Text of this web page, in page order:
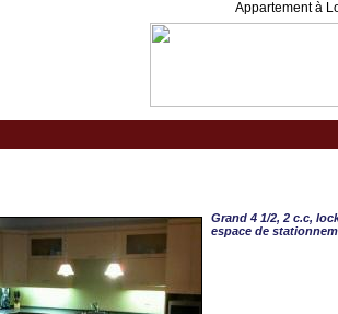
Appartement à
Grand 4 1/2, 2 c.c,
espace de